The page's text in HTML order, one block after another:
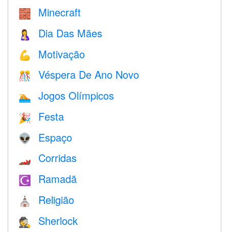
🧱 Minecraft
🤱 Dia Das Mães
💪 Motivação
🎊 Véspera De Ano Novo
🏊 Jogos Olímpicos
🎉 Festa
👽 Espaço
🏎 Corridas
☪️ Ramadã
⛪️ Religião
🕵️ Sherlock